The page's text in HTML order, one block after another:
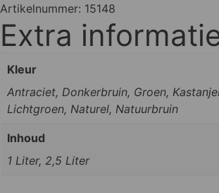
Artikelnummer: 15148
Extra
Kleur
Antraciet, Donkerbruin, Groen,
Lichtgroen, Naturel, Natuurbruin
Inhoud
1 Liter, 2,5 Liter